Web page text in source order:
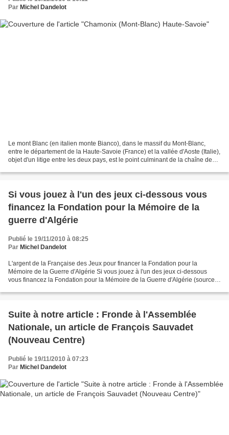
Par Michel Dandelot
Le mont Blanc (en italien monte Bianco), dans le massif du Mont-Blanc,
entre le département de la Haute-Savoie (France) et la vallée d'Aoste (Italie),
objet d'un litige entre les deux pays, est le point culminant de la chaîne des
Si vous jouez à l'un des jeux ci-dessous vous
financez la Fondation pour la Mémoire de la
guerre d'Algérie
Publié le 19/11/2010 à 08:25
Par Michel Dandelot
L'argent de la Française des Jeux pour financer la Fondation pour la
Mémoire de la Guerre d'Algérie Si vous jouez à l'un des jeux ci-dessous
vous financez la Fondation pour la Mémoire de la Guerre d'Algérie (source) :
francaise-des-jeux-pour-financer-la-fondation-pour-la-memoire-de-la-
Suite à notre article : Fronde à l'Assemblée
Nationale, un article de François Sauvadet
(Nouveau Centre)
Publié le 19/11/2010 à 07:23
Par Michel Dandelot